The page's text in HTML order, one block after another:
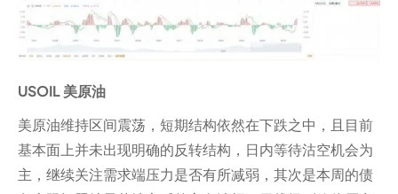
USOIL 美原油
美原油维持区间震荡，短期结构依然在下跌之中，且目前
基本面上并未出现明确的反转结构，日内等待沽空机会为
主，继续关注需求端压力是否有所减弱，其次是本周的债